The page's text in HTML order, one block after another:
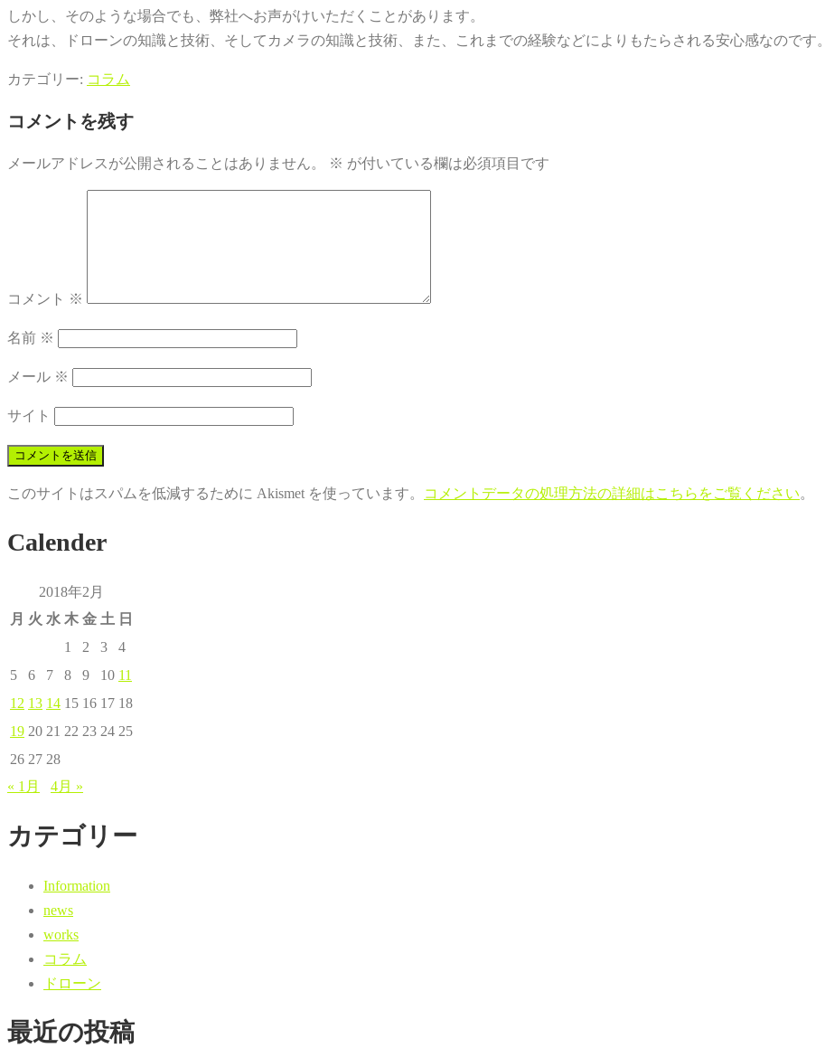
しかし、そのような場合でも、弊社へお声がけいただくことがあります。
それは、ドローンの知識と技術、そしてカメラの知識と技術、また、これまでの経験などによりもたらされる安心感なのです。
カテゴリー: コラム
コメントを残す
メールアドレスが公開されることはありません。 ※ が付いている欄は必須項目です
コメント ※
名前 ※
メール ※
サイト
このサイトはスパムを低減するために Akismet を使っています。 コメントデータの処理方法の詳細はこちらをご覧ください。
Calender
2018年2月
月 火 水 木 金 土 日
1
2 3
4
5
6 7 8 9 10 11
12 13 14 15 16 17 18
19 20 21 22 23 24 25
26 27 28
« 1月
4月 »
カテゴリー
Information
news
works
コラム
ドローン
最近の投稿